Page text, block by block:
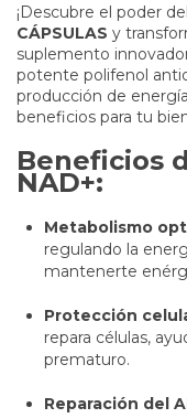
¡Descubre el poder del
CÁPSULAS y
suplemento
potente polifenol
producción de
beneficios para tu
Beneficios
NAD+:
Metabolismo
regulando la
mantenerte
Protección
repara células,
prematuro.
Reparación del